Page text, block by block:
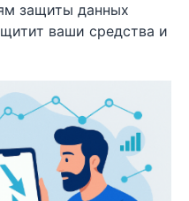
защиты данных
ваши средства и